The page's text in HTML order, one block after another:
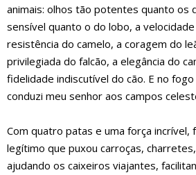
animais: olhos tão potentes quanto os
sensível quanto o do lobo, a
resistência do camelo, a coragem do
privilegiada do falcão, a elegância do
fidelidade indiscutível do cão. E no
conduzi meu senhor aos campos
Com quatro patas e uma força incrível,
legítimo que puxou carroças,
ajudando os caixeiros viajantes,